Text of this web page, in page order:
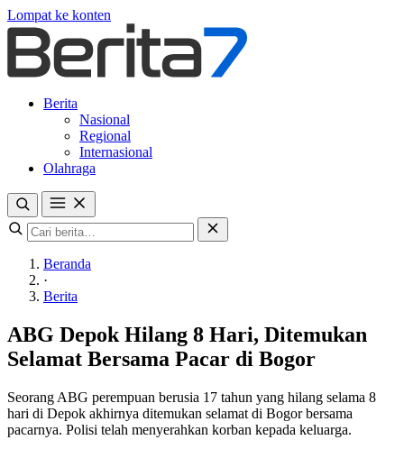
Lompat ke konten
Berita
Nasional
Regional
Internasional
Olahraga
Beranda
·
Berita
ABG Depok Hilang 8 Hari, Ditemukan
Selamat Bersama Pacar di Bogor
Seorang ABG perempuan berusia 17 tahun yang hilang selama 8
hari di Depok akhirnya ditemukan selamat di Bogor bersama
pacarnya. Polisi telah menyerahkan korban kepada keluarga.